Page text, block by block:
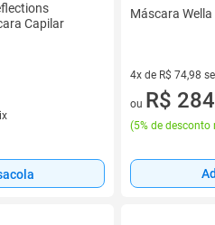
Capilar
Máscara
4x de R$ 74,98
4 vez de R$
ou R$
(5% de desconto